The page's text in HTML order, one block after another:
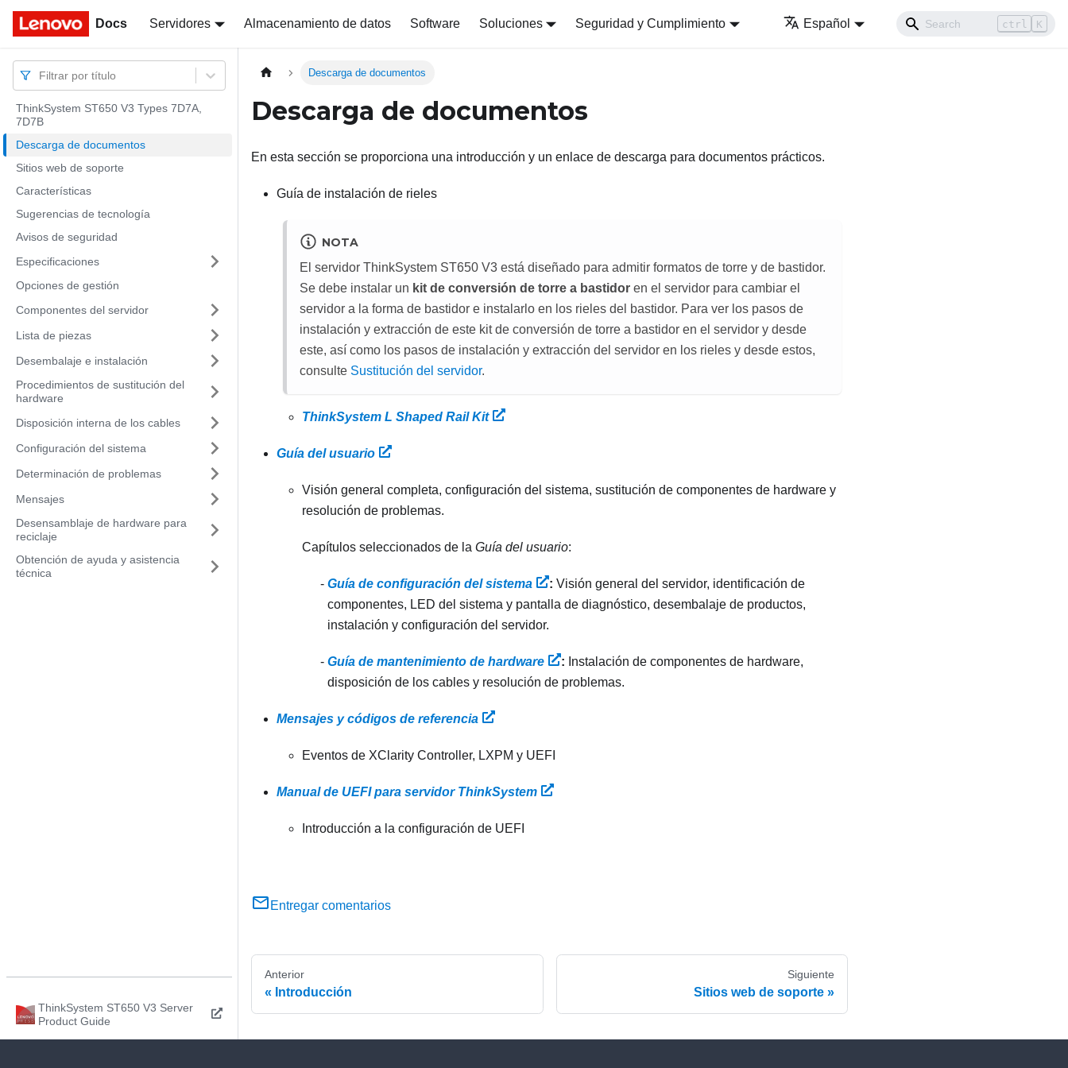
Docs Servidores Almacenamiento de datos Software Soluciones Seguridad y Cumplimiento Español ctrl K
Docs
Filtrar por título
ThinkSystem ST650 V3 Types 7D7A,
7D7B
Descarga de documentos
Sitios web de soporte
Características
Sugerencias de tecnología
Avisos de seguridad
Especificaciones
Opciones de gestión
Componentes del servidor
Lista de piezas
Desembalaje e instalación
Procedimientos de sustitución del
hardware
Disposición interna de los cables
Configuración del sistema
Determinación de problemas
Mensajes
Desensamblaje de hardware para
reciclaje
Obtención de ayuda y asistencia
técnica
ThinkSystem ST650 V3 Server
Product Guide
Descarga de documentos
Descarga de documentos
En esta sección se proporciona una introducción y un enlace de descarga para documentos prácticos.
Guía de instalación de rieles
NOTA
El servidor ThinkSystem ST650 V3 está diseñado para admitir formatos de torre y de bastidor.
Se debe instalar un kit de conversión de torre a bastidor en el servidor para cambiar el
servidor a la forma de bastidor e instalarlo en los rieles del bastidor. Para ver los pasos de
instalación y extracción de este kit de conversión de torre a bastidor en el servidor y desde
este, así como los pasos de instalación y extracción del servidor en los rieles y desde estos,
consulte Sustitución del servidor.
ThinkSystem L Shaped Rail Kit
Guía del usuario
Visión general completa, configuración del sistema, sustitución de componentes de hardware y
resolución de problemas.
Capítulos seleccionados de la Guía del usuario:
Guía de configuración del sistema : Visión general del servidor, identificación de
componentes, LED del sistema y pantalla de diagnóstico, desembalaje de productos,
instalación y configuración del servidor.
Guía de mantenimiento de hardware : Instalación de componentes de hardware,
disposición de los cables y resolución de problemas.
Mensajes y códigos de referencia
Eventos de XClarity Controller, LXPM y UEFI
Manual de UEFI para servidor ThinkSystem
Introducción a la configuración de UEFI
Entregar comentarios
Anterior
Introducción
Siguiente
Sitios web de soporte